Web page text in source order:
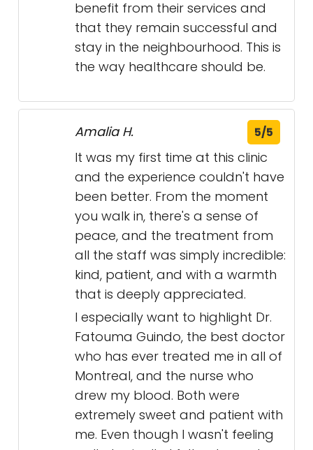
see availability online, and their
website’s good at accessing
invoices and historical info. The
service is always punctual and
real time-saver. While I certainly
could go through the public
system, the level of service and
care here has been so genuinely
good that it’s worth every penny
for me. Happy to leave a review,
hoping others in the area can
benefit from their services and
that they remain successful and
stay in the neighbourhood. This is
the way healthcare should be.
Amalia H.
It was my first time at this clinic
and the experience couldn't have
been better. From the moment